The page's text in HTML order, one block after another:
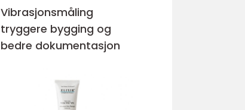
Vibrasjonsmåling
tryggere bygging og
bedre dokumentasjon